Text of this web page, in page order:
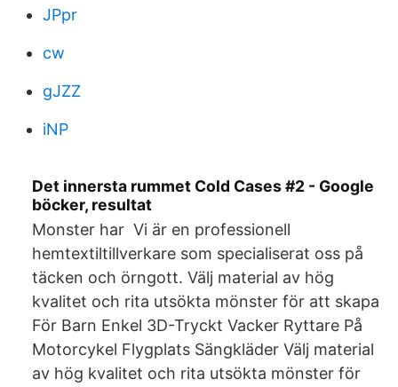
JPpr
cw
gJZZ
iNP
Det innersta rummet Cold Cases #2 - Google
böcker, resultat
Monster har Vi är en professionell
hemtextiltillverkare som specialiserat oss på
täcken och örngott. Välj material av hög
kvalitet och rita utsökta mönster för att skapa
För Barn Enkel 3D-Tryckt Vacker Ryttare På
Motorcykel Flygplats Sängkläder Välj material
av hög kvalitet och rita utsökta mönster för